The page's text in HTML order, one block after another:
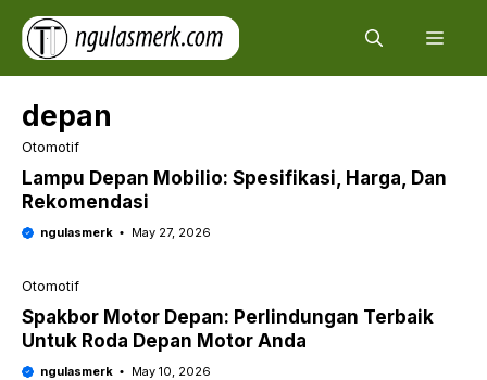
Skip
content
depan
Otomotif
Lampu Depan Mobilio: Spesifikasi, Harga, Dan
Rekomendasi
ngulasmerk May 27, 2026
Otomotif
Spakbor Motor Depan: Perlindungan Terbaik
Untuk Roda Depan Motor Anda
ngulasmerk May 10, 2026